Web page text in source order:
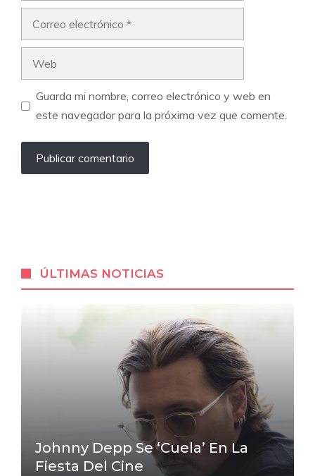
Guarda mi nombre, correo electrónico y web en
este navegador para la próxima vez que comente.
ÚLTIMAS NOTICIAS
Johnny Depp Se ‘cuela’ En La
Fiesta Del Cine